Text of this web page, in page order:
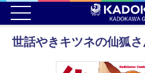
世話やきキツネの仙狐